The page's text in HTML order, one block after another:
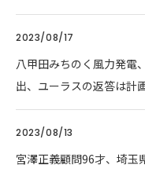
2023/08/17
八甲田みちのく風力発電
出、ユーラスの返答は計
2023/08/13
宮澤正義顧問96才、埼玉